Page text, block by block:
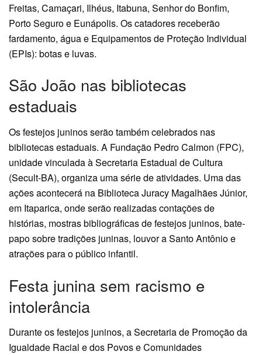
Freitas, Camaçari, Ilhéus, Itabuna, Senhor do Bonfim,
Porto Seguro e Eunápolis. Os catadores receberão
fardamento, água e Equipamentos de Proteção Individual
(EPIs): botas e luvas.
São João nas bibliotecas
estaduais
Os festejos juninos serão também celebrados nas
bibliotecas estaduais. A Fundação Pedro Calmon (FPC),
unidade vinculada à Secretaria Estadual de Cultura
(Secult-BA), organiza uma série de atividades. Uma das
ações acontecerá na Biblioteca Juracy Magalhães Júnior,
em Itaparica, onde serão realizadas contações de
histórias, mostras bibliográficas de festejos juninos, bate-
papo sobre tradições juninas, louvor a Santo Antônio e
atrações para o público infantil.
Festa junina sem racismo e
intolerância
Durante os festejos juninos, a Secretaria de Promoção da
Igualdade Racial e dos Povos e Comunidades